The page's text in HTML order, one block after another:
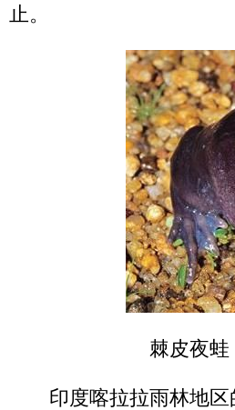
止。
棘皮夜
印度喀拉拉雨林地区